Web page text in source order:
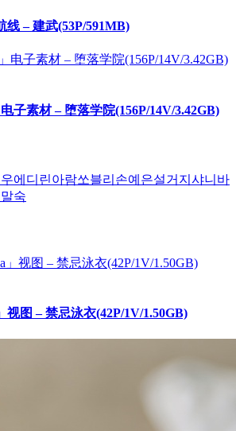
线 – 建武(53P/591MB)
子素材 – 堕落学院(156P/14V/3.42GB)
에디린아람쏘블리 손예은설거지 샤니 바
숙
视图 – 禁忌泳衣(42P/1V/1.50GB)